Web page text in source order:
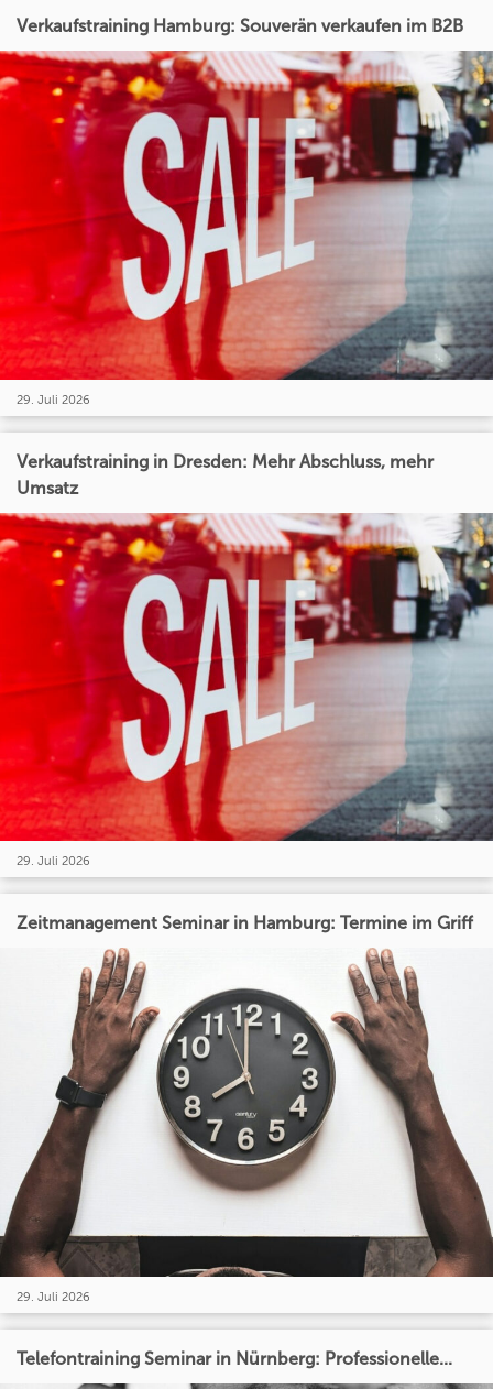
Verkaufstraining Hamburg: Souverän verkaufen im B2B
29. Juli 2026
Verkaufstraining in Dresden: Mehr Abschluss, mehr
Umsatz
29. Juli 2026
Zeitmanagement Seminar in Hamburg: Termine im Griff
29. Juli 2026
Telefontraining Seminar in Nürnberg: Professionelle...